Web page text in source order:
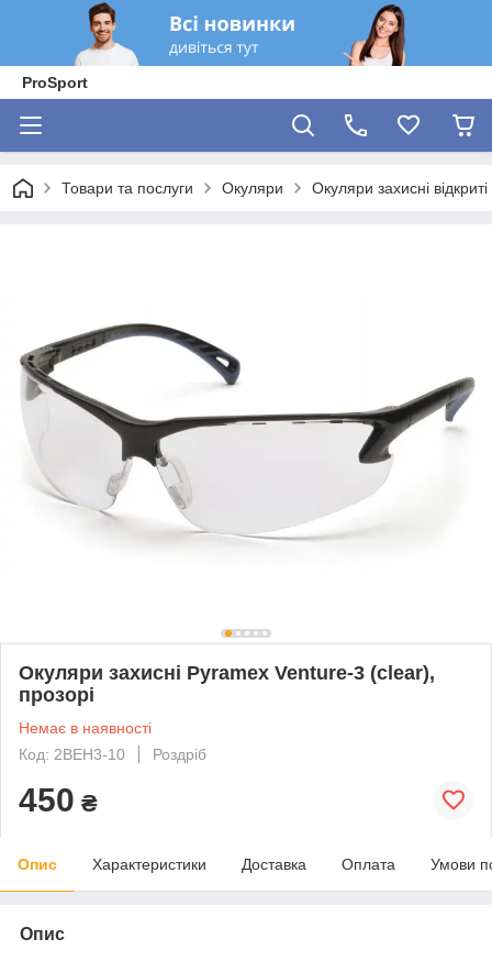
ProSport
Товари та послуги Окуляри Окуляри захисні відкриті
Окуляри захисні Pyramex Venture-3 (clear),
прозорі
Немає в наявності
Код: 2ВЕН3-10
Роздріб
450 ₴
Опис Характеристики Доставка Оплата Умови
Опис